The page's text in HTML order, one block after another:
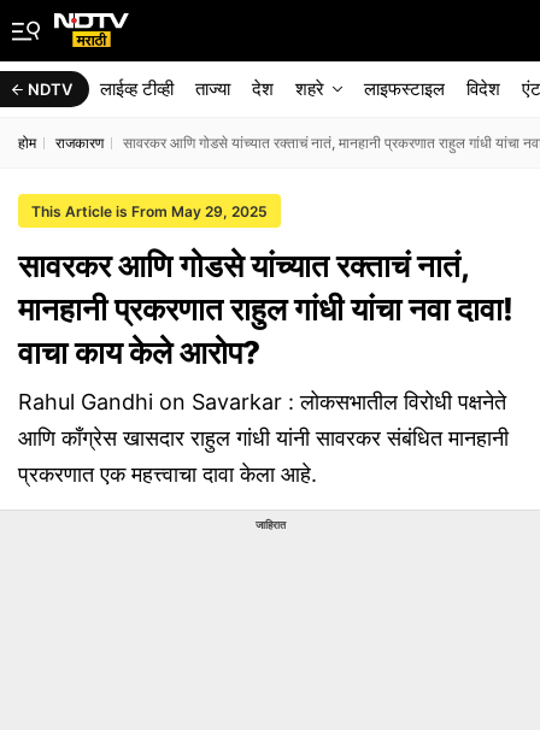
NDTV लाईव्ह टीव्ही ताज्या देश शहरे लाइफस्टाइल विदेश
होम राजकारण सावरकर आणि गोडसे यांच्यात रक्ताचं नातं, मानहानी प्रकरणात राहुल गांधी यांचा
This Article is From May 29, 2025
सावरकर आणि गोडसे यांच्यात रक्ताचं नातं,
मानहानी प्रकरणात राहुल गांधी यांचा नवा दावा!
वाचा काय केले आरोप?
Rahul Gandhi on Savarkar : लोकसभातील विरोधी पक्षनेते
आणि काँग्रेस खासदार राहुल गांधी यांनी सावरकर संबंधित मानहानी
प्रकरणात एक महत्त्वाचा दावा केला आहे.
जाहिरात